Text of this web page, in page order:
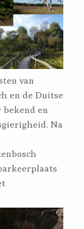
van
en de Duitse
en
Na